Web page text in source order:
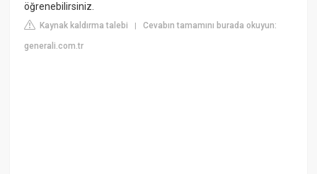
öğrenebilirsiniz.
Kaynak kaldırma talebi |Cevabın tamamını burada okuyun:
generali.com.tr